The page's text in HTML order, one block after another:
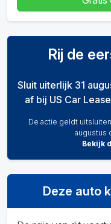
Rij de
Sluit uiterlijk 31
af bij US Car
De actie geldt
augustus
Bekijk
Deze auto